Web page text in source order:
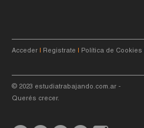
Acceder Registrate Política de Cookies
© 2023 estudiatrabajando.com.ar -
Querés crecer.